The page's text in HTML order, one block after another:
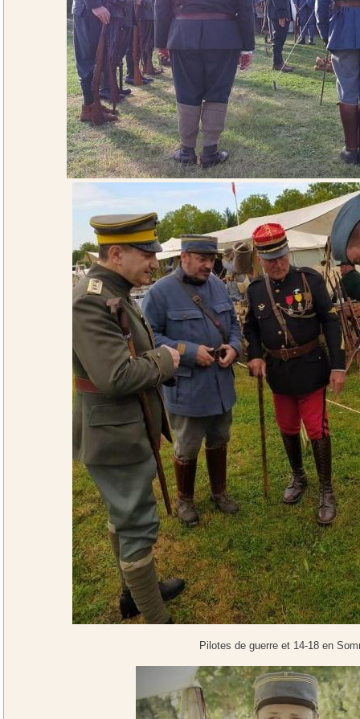
Pilotes de guerre et 14-18 en